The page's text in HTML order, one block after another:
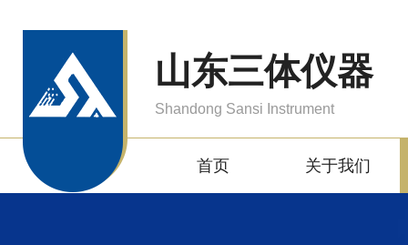
山东三体仪器
Shandong Sansi Instrument
首页 关于我们